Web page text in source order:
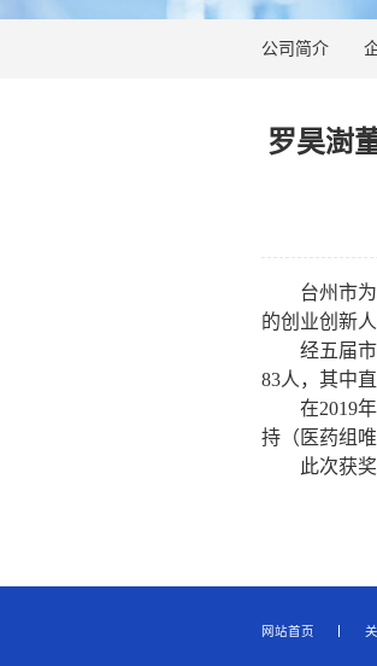
公司简介
罗昊澍
台州市
的创业创新
经五届
83人，其中
在2019
持（医药组
此次获
网站首页